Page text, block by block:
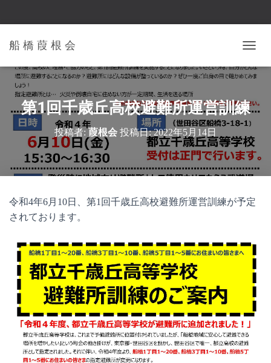
船 橋 葭 根 会
ビ
ゲ
シ
ョ
ン
を
切
り
替
第1回千歳丘高校避難所運営訓練
投稿者: 葭根会 投稿日:2022年5月14日
令和4年6月10日、第1回千歳丘高校避難所運営訓練が予定
されております。